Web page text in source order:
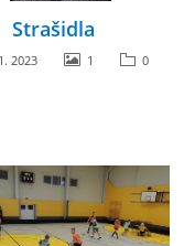
Strašidla
2023 1 0